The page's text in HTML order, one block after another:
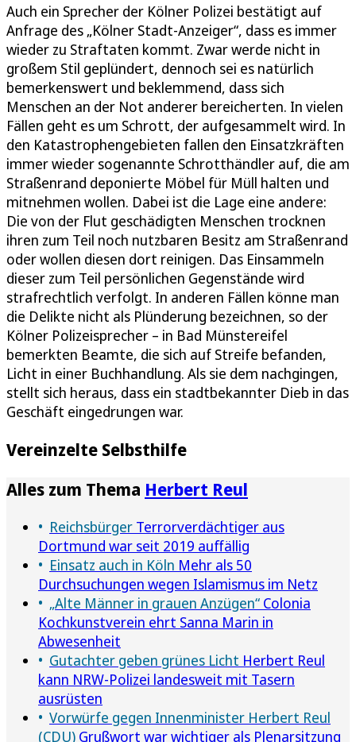
Auch ein Sprecher der Kölner Polizei bestätigt auf
Anfrage des „Kölner Stadt-Anzeiger“, dass es immer
wieder zu Straftaten kommt. Zwar werde nicht in
großem Stil geplündert, dennoch sei es natürlich
bemerkenswert und beklemmend, dass sich
Menschen an der Not anderer bereicherten. In vielen
Fällen geht es um Schrott, der aufgesammelt wird. In
den Katastrophengebieten fallen den Einsatzkräften
immer wieder sogenannte Schrotthändler auf, die am
Straßenrand deponierte Möbel für Müll halten und
mitnehmen wollen. Dabei ist die Lage eine andere:
Die von der Flut geschädigten Menschen trocknen
ihren zum Teil noch nutzbaren Besitz am Straßenrand
oder wollen diesen dort reinigen. Das Einsammeln
dieser zum Teil persönlichen Gegenstände wird
strafrechtlich verfolgt. In anderen Fällen könne man
die Delikte nicht als Plünderung bezeichnen, so der
Kölner Polizeisprecher – in Bad Münstereifel
bemerkten Beamte, die sich auf Streife befanden,
Licht in einer Buchhandlung. Als sie dem nachgingen,
stellt sich heraus, dass ein stadtbekannter Dieb in das
Geschäft eingedrungen war.
Vereinzelte Selbsthilfe
Alles zum Thema Herbert Reul
Reichsbürger Terrorverdächtiger aus
Dortmund war seit 2019 auffällig
Einsatz auch in Köln Mehr als 50
Durchsuchungen wegen Islamismus im Netz
„Alte Männer in grauen Anzügen“ Colonia
Kochkunstverein ehrt Sanna Marin in
Abwesenheit
Gutachter geben grünes Licht Herbert Reul
kann NRW-Polizei landesweit mit Tasern
ausrüsten
Vorwürfe gegen Innenminister Herbert Reul
(CDU) Grußwort war wichtiger als Plenarsitzung